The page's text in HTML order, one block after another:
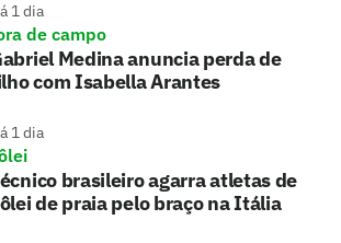
1 dia
de campo
Medina anuncia perda de
com Isabella Arantes
1 dia
brasileiro agarra atletas de
de praia pelo braço na Itália